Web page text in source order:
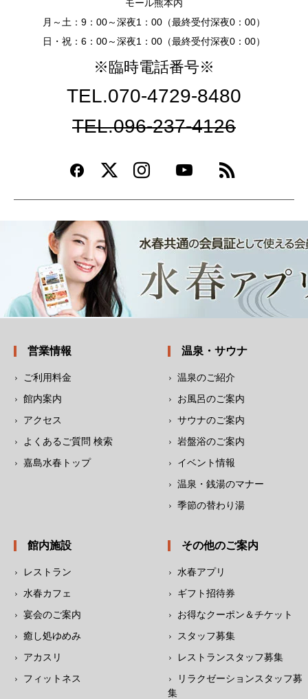
モール熊本内
月～土：9：00～深夜1：00（最終受付深夜0：00）
日・祝：6：00～深夜1：00（最終受付深夜0：00）
※臨時電話番号※
TEL.070-4729-8480
TEL.096-237-4126
営業情報
ご利用料金
館内案内
アクセス
よくあるご質問 検索
嘉島水春トップ
温泉・サウナ
温泉のご紹介
お風呂のご案内
サウナのご案内
岩盤浴のご案内
イベント情報
温泉・銭湯のマナー
季節の替わり湯
館内施設
レストラン
水春カフェ
宴会のご案内
癒し処ゆめみ
アカスリ
フィットネス
その他のご案内
水春アプリ
ギフト招待券
お得なクーポン＆チケット
スタッフ募集
レストランスタッフ募集
リラクゼーションスタッフ募
集